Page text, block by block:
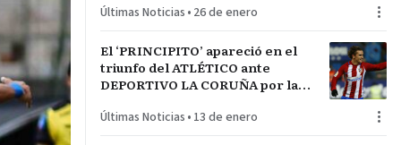
MONTEVIDEO
Últimas Noticias • 26 de enero
El ‘PRINCIPITO’ apareció en el
triunfo del ATLÉTICO ante
DEPORTIVO LA CORUÑA por la
Últimas Noticias • 13 de enero